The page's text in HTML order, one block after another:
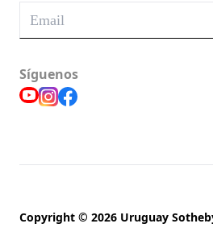
Síguenos
Copyright © 2026 Uruguay